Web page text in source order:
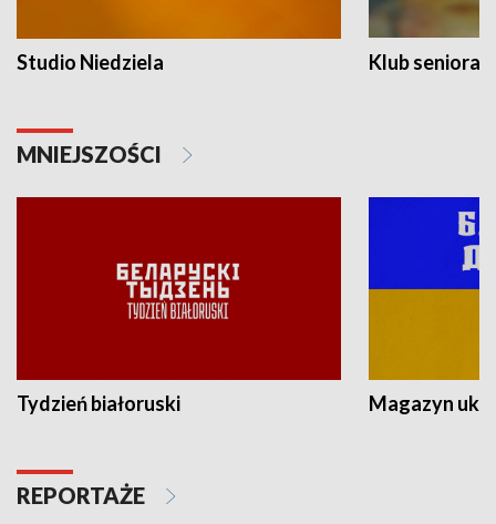
Studio Niedziela Klub seniora
MNIEJSZOŚCI
Tydzień białoruski Magazyn
REPORTAŻE